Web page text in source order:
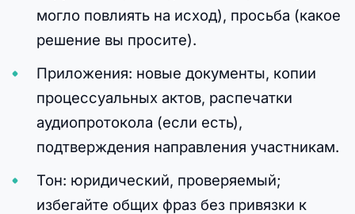
могло повлиять на исход), просьба (какое
решение вы просите).
Приложения: новые документы, копии
процессуальных актов, распечатки
аудиопротокола (если есть),
подтверждения направления участникам.
Тон: юридический, проверяемый;
избегайте общих фраз без привязки к